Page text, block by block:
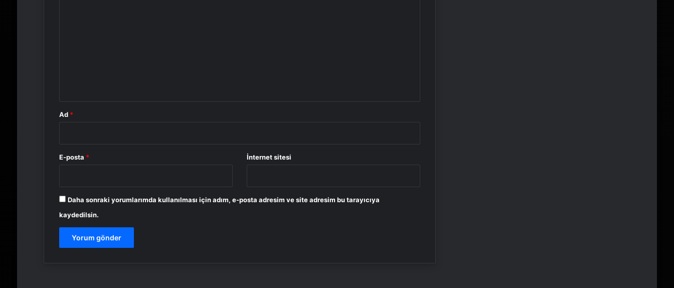
Ad *
E-posta * İnternet sitesi
Daha sonraki yorumlarımda kullanılması için adım, e-posta adresim ve site adresim bu tarayıcıya
kaydedilsin.